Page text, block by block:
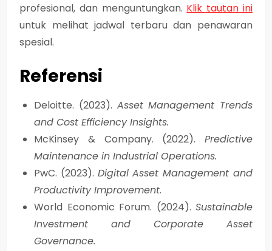
profesional, dan menguntungkan. Klik tautan ini
untuk melihat jadwal terbaru dan penawaran
spesial.
Referensi
Deloitte. (2023). Asset Management Trends
and Cost Efficiency Insights.
McKinsey & Company. (2022). Predictive
Maintenance in Industrial Operations.
PwC. (2023). Digital Asset Management and
Productivity Improvement.
World Economic Forum. (2024). Sustainable
Investment and Corporate Asset
Governance.